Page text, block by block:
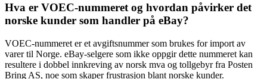
Hva er VOEC-nummeret og hvordan påvirker det
norske kunder som handler på eBay?
VOEC-nummeret er et avgiftsnummer som brukes for import av
varer til Norge. eBay-selgere som ikke oppgir dette nummeret kan
resultere i dobbel innkreving av norsk mva og tollgebyr fra Posten
Bring AS, noe som skaper frustrasjon blant norske kunder.